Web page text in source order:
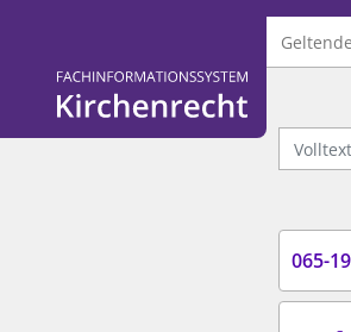
Logo Fachinformationssystem
065-